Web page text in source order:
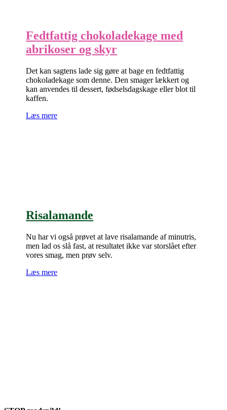
Fedtfattig chokoladekage med
abrikoser og skyr
Det kan sagtens lade sig gøre at bage en fedtfattig
chokoladekage som denne. Den smager lækkert og
kan anvendes til dessert, fødselsdagskage eller blot til
kaffen.
Læs mere
Risalamande
Nu har vi også prøvet at lave risalamande af minutris,
men lad os slå fast, at resultatet ikke var storslået efter
vores smag, men prøv selv.
Læs mere